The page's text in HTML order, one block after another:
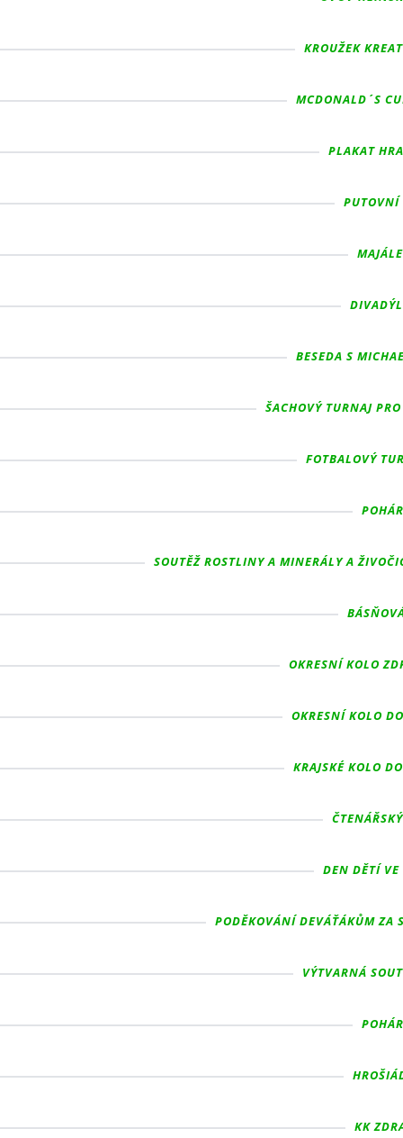
KROUŽEK
MCDONALD´S
PLAKAT
BESEDA S
ŠACHOVÝ TURNAJ
FOTBALOVÝ
SOUTĚŽ ROSTLINY A MINERÁLY A
OKRESNÍ KOLO
OKRESNÍ KOLO
KRAJSKÉ KOLO
DEN DĚTÍ
PODĚKOVÁNÍ DEVÁŤÁKŮM ZA
VÝTVARNÁ
KK